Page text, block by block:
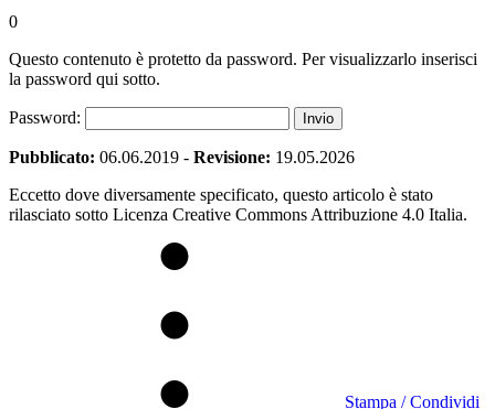
0
Questo contenuto è protetto da password. Per visualizzarlo inserisci
la password qui sotto.
Password:
Pubblicato: 06.06.2019 - Revisione: 19.05.2026
Eccetto dove diversamente specificato, questo articolo è stato
rilasciato sotto Licenza Creative Commons Attribuzione 4.0 Italia.
Stampa / Condividi